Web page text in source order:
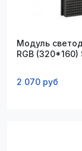
Модуль
RGB (320*160)
2 070 руб